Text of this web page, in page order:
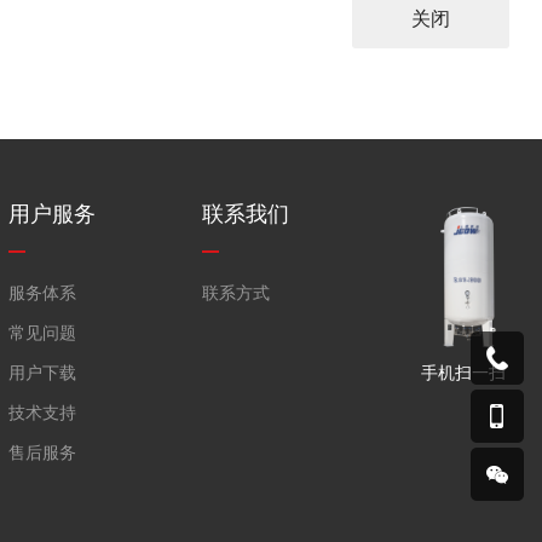
关闭
用户服务
服务体系
常见问题
用户下载
技术支持
售后服务
联系我们
联系方式
手机扫一扫